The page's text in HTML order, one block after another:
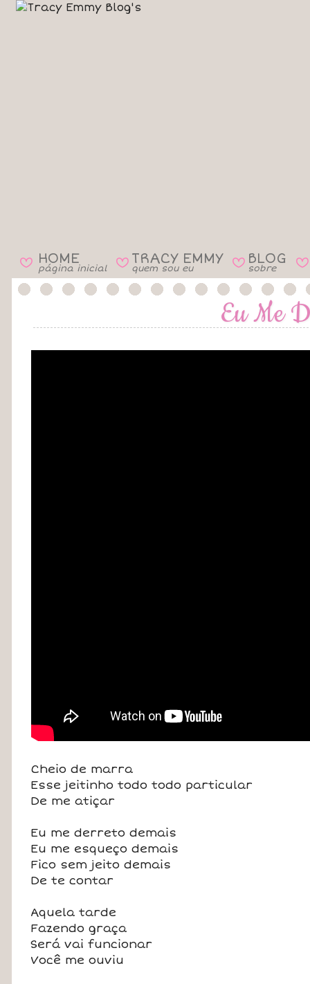
B HOME
página inicial B TRACY EMMY
quem sou eu B BLOG
sobre B
Eu Me
Cheio de marra
Esse jeitinho todo todo particular
De me atiçar
Eu me derreto demais
Eu me esqueço demais
Fico sem jeito demais
De te contar
Aquela tarde
Fazendo graça
Será vai funcionar
Você me ouviu